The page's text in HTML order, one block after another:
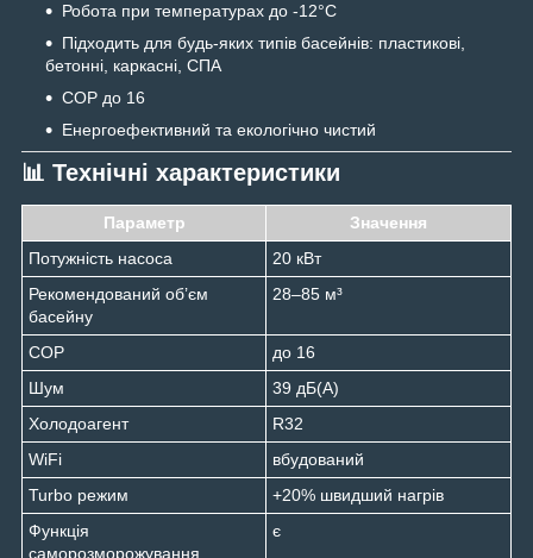
Робота при температурах до -12°C
Підходить для будь-яких типів басейнів: пластикові,
бетонні, каркасні, СПА
COP до 16
Енергоефективний та екологічно чистий
📊 Технічні характеристики
Параметр
Значення
Потужність насоса
20 кВт
Рекомендований об’єм
басейну
28–85 м³
COP
до 16
Шум
39 дБ(А)
Холодоагент
R32
WiFi
вбудований
Turbo режим
+20% швидший нагрів
Функція
саморозморожування
є